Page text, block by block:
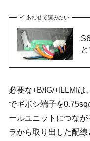
あわせて読みたい
必要な+B/IG/+ILLMIは
でギボシ端子を
ールユニットにつな
ラから取り出した配線